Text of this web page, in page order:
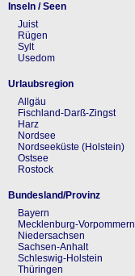
Inseln / Seen
Juist
Rügen
Sylt
Usedom
Urlaubsregion
Allgäu
Fischland-Darß-Zingst
Harz
Nordsee
Nordseeküste (Holstein)
Ostsee
Rostock
Bundesland/Provinz
Bayern
Mecklenburg-Vorpommern
Niedersachsen
Sachsen-Anhalt
Schleswig-Holstein
Thüringen